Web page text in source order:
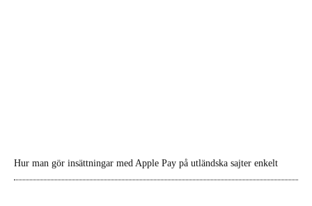
Hur man gör insättningar med Apple Pay på utländska sajter enkelt